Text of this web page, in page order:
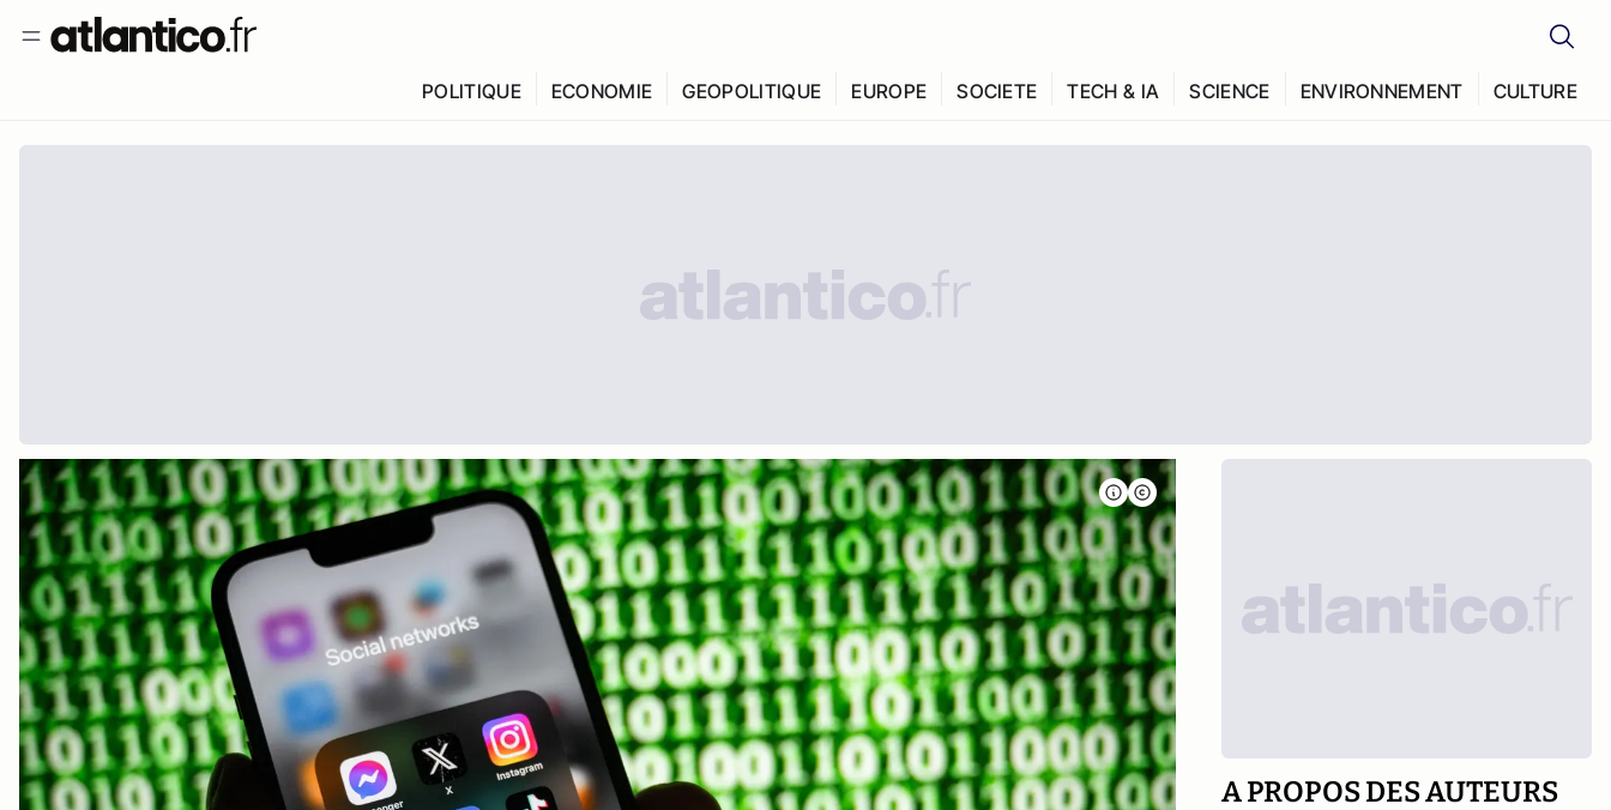
POLITIQUE ECONOMIE GEOPOLITIQUE EUROPE SOCIETE TECH & IA SCIENCE ENVIRONNEMENT CULTURE
A PROPOS DES AUTEURS